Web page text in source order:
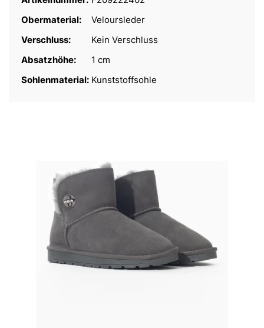
Obermaterial:
Veloursleder
Verschluss:
Kein Verschluss
Absatzhöhe:
1 cm
Sohlenmaterial: Kunststoffsohle